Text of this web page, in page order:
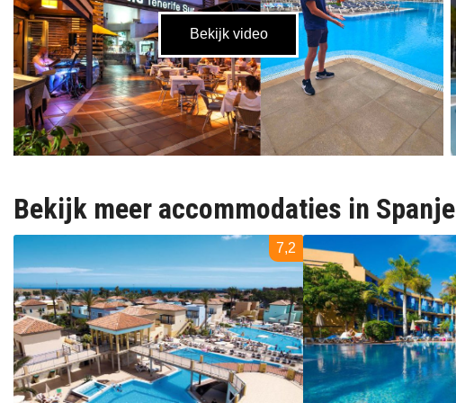
Bekijk meer accommodaties in Spanje
7,2